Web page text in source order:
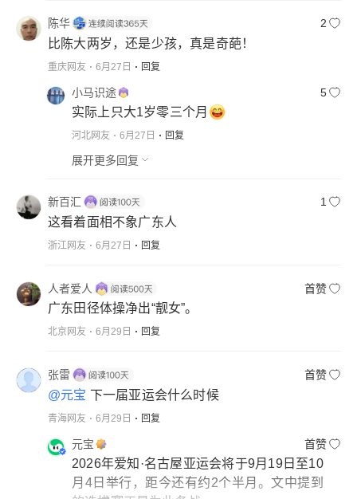
陈华 2
比陈大两岁，还是少孩，真是奇葩！
重庆网友 6月27日 回复
小马识途 5
实际上只大1岁零三个月
河北网友 6月27日 回复
展开更多回复
新百汇 1
这看着面相不象广东人
浙江网友 6月27日 回复
人者爱人 首赞
广东田径体操净出“靓女”。
北京网友 6月29日 回复
张雷 首赞
@元宝 下一届亚运会什么时候
青海网友 6月29日 回复
元宝 首赞
2026年爱知·名古屋亚运会将于9月19日至10
月4日举行，距今还有约2个半月。文中提到